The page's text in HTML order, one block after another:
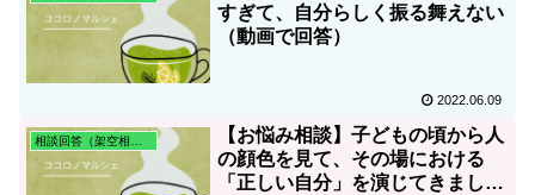
すぎて、自分らしく振る舞えない
（動画で回答）
2022.06.09
【お悩み相談】子どもの頃から人
の顔色を見て、その場における
「正しい自分」を演じてきまし